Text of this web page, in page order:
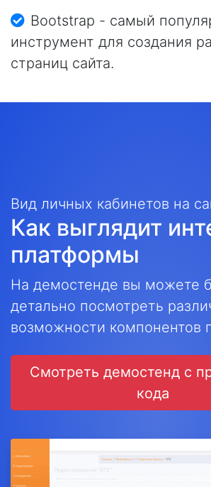
Bootstrap - самый
инструмент для создания
страниц сайта.
Вид личных кабинетов на
Как выглядит
платформы
На демостенде вы можете
детально посмотреть
возможности компонентов
Смотреть демостенд с
кода